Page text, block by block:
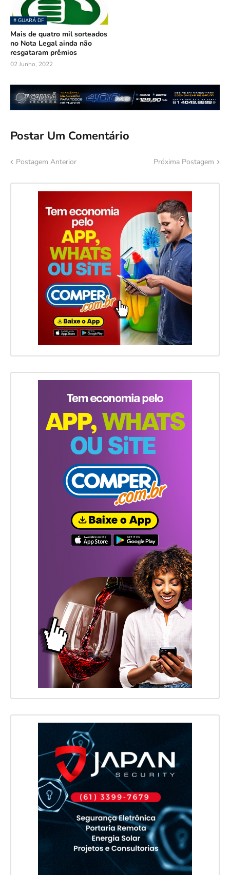
# GUARÁ DF
Mais de quatro mil sorteados
no Nota Legal ainda não
resgataram prêmios
02 Junho, 2022
Postar Um Comentário
Postagem Anterior Próxima Postagem